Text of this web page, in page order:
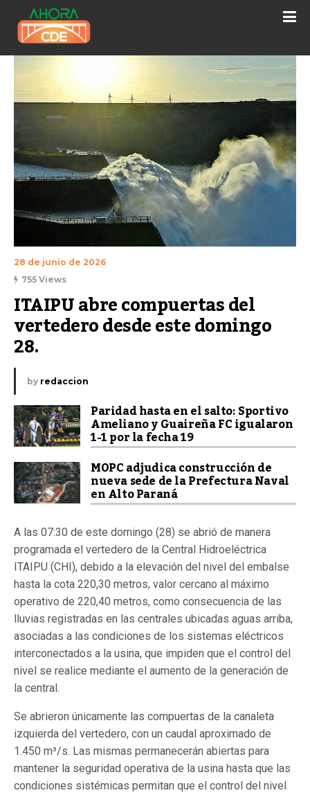
28 de junio de 2026
755 Views
ITAIPU abre compuertas del
vertedero desde este domingo
28.
by redaccion
Paridad hasta en el salto: Sportivo
Ameliano y Guaireña FC igualaron
1-1 por la fecha 19
MOPC adjudica construcción de
nueva sede de la Prefectura Naval
en Alto Paraná
A las 07:30 de este domingo (28) se abrió de manera
programada el vertedero de la Central Hidroeléctrica
ITAIPU (CHI), debido a la elevación del nivel del embalse
hasta la cota 220,30 metros, valor cercano al máximo
operativo de 220,40 metros, como consecuencia de las
lluvias registradas en las centrales ubicadas aguas arriba,
asociadas a las condiciones de los sistemas eléctricos
interconectados a la usina, que impiden que el control del
nivel se realice mediante el aumento de la generación de
la central.
Se abrieron únicamente las compuertas de la canaleta
izquierda del vertedero, con un caudal aproximado de
1.450 m³/s. Las mismas permanecerán abiertas para
mantener la seguridad operativa de la usina hasta que las
condiciones sistémicas permitan que el control del nivel